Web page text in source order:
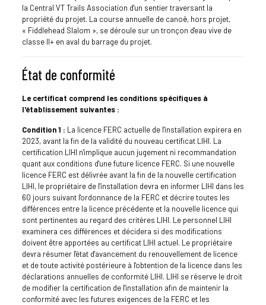
la Central VT Trails Association d'un sentier traversant la
propriété du projet. La course annuelle de canoë, hors projet,
« Fiddlehead Slalom », se déroule sur un tronçon d'eau vive de
classe II+ en aval du barrage du projet.
État de conformité
Le certificat comprend les conditions spécifiques à
l'établissement suivantes :
Condition 1 : La licence FERC actuelle de l'installation expirera en
2023, avant la fin de la validité du nouveau certificat LIHI. La
certification LIHI n'implique aucun jugement ni recommandation
quant aux conditions d'une future licence FERC. Si une nouvelle
licence FERC est délivrée avant la fin de la nouvelle certification
LIHI, le propriétaire de l'installation devra en informer LIHI dans les
60 jours suivant l'ordonnance de la FERC et décrire toutes les
différences entre la licence précédente et la nouvelle licence qui
sont pertinentes au regard des critères LIHI. Le personnel LIHI
examinera ces différences et décidera si des modifications
doivent être apportées au certificat LIHI actuel. Le propriétaire
devra résumer l'état d'avancement du renouvellement de licence
et de toute activité postérieure à l'obtention de la licence dans les
déclarations annuelles de conformité LIHI. LIHI se réserve le droit
de modifier la certification de l'installation afin de maintenir la
conformité avec les futures exigences de la FERC et les